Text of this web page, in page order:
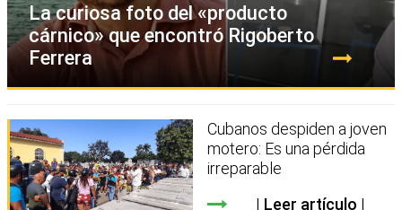
La curiosa foto del «producto
cárnico» que encontró Rigoberto
Ferrera
Cubanos despiden a joven
motero: Es una pérdida
irreparable
Leer artículo